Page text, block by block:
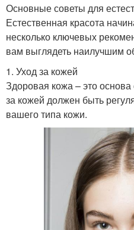
Основные советы для
Естественная красота
несколько ключевых
вам выглядеть наилучшим
1. Уход за кожей
Здоровая кожа – это
за кожей должен быть
вашего типа кожи.